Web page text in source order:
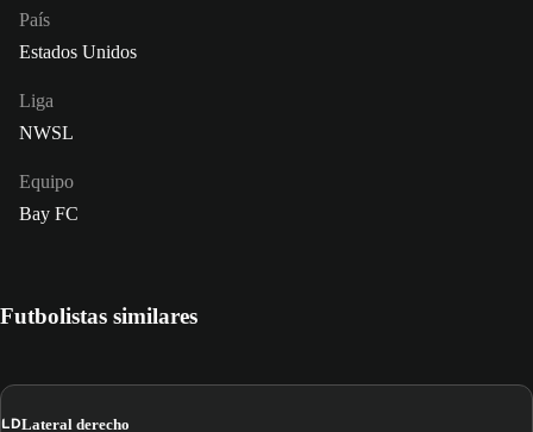
País
Estados Unidos
Liga
NWSL
Equipo
Bay FC
Futbolistas similares
LDLateral derecho